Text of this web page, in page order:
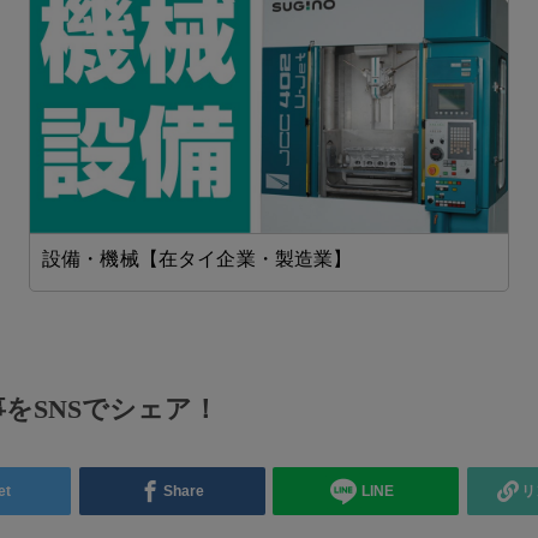
設備・機械【在タイ企業・製造業】
SNSでシェア！
Share LINE